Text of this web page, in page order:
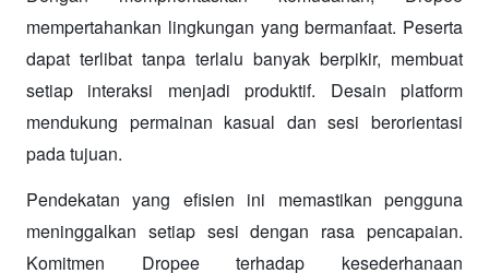
mempertahankan lingkungan yang bermanfaat. Peserta
dapat terlibat tanpa terlalu banyak berpikir, membuat
setiap interaksi menjadi produktif. Desain platform
mendukung permainan kasual dan sesi berorientasi
pada tujuan.
Pendekatan yang efisien ini memastikan pengguna
meninggalkan setiap sesi dengan rasa pencapaian.
Komitmen Dropee terhadap kesederhanaan